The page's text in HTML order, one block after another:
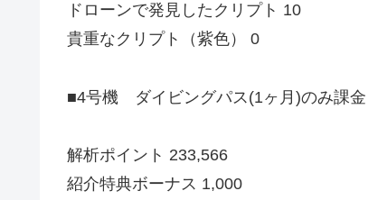
ドローンで発見したクリプト 10
貴重なクリプト（紫色） 0
■4号機 ダイビングパス(1ヶ月)のみ課金
解析ポイント 233,566
紹介特典ボーナス 1,000